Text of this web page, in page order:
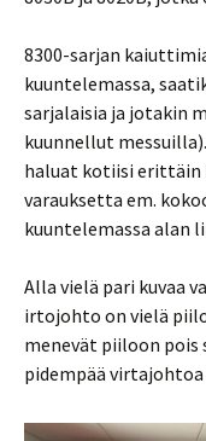
8300-sarjan
kuuntelemassa,
sarjalaisia ja jotakin
kuunnellut
haluat kotiisi erittäin
varauksetta em.
kuuntelemassa alan
Alla vielä pari kuvaa
irtojohto on vielä
menevät piiloon pois
pidempää